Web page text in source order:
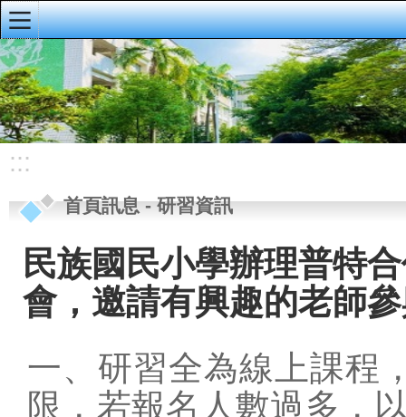
:::
明義首頁
首頁訊息
校園公佈欄
重要公告
研習資訊
校務手冊、行事
曆、導護輪值
會議資料
學校概況
:::
首頁訊息-研習資訊
民族國民小學辦理普特
會，邀請有興趣的老師
一、研習全為線上課程
限，若報名人數過多，